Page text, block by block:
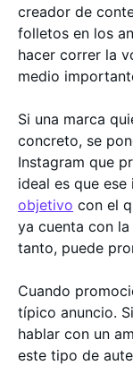
creador de
folletos en los
hacer correr la
medio
Si una marca
concreto, se
Instagram que
ideal es que
objetivo con el
ya cuenta con
tanto, puede
Cuando
típico anuncio.
hablar con un
este tipo de